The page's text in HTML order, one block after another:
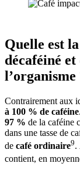
Quelle est
décaféiné et
l’organisme
Contrairement aux
à 100 % de caféine
97 % de la caféine
dans une tasse de
de café ordinaire9.
contient, en